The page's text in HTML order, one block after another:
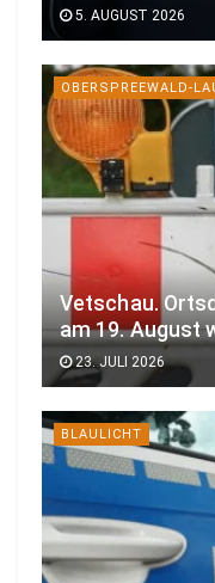
5. AUGUST 2026
OBERSPREEWALD-
Vetschau.
am 19. August
23. JULI 2026
BLAULICHT